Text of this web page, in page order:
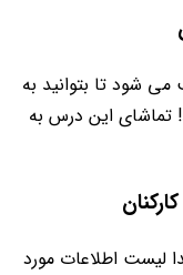
شود تا بتوانید به
تماشای این درس به
لیست اطلاعات مورد